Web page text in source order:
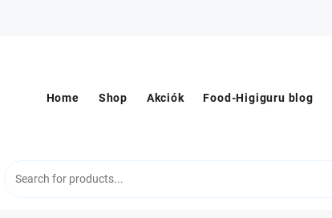
Home Shop Akciók Food-Higiguru blog